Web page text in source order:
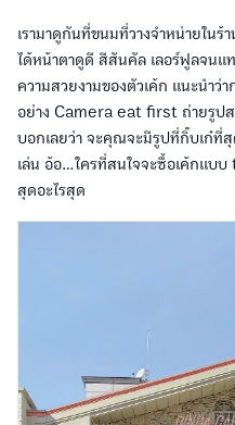
เรามาดูกันที่ขนมที่วางจำหน่ายในร้
ได้หน้าตาดูดี สีสันคัล เลอร์ฟูลจนแ
ความสวยงามของตัวเค้ก แนะนำ
อย่าง Camera eat first ถ่ายรูปส
บอกเลยว่า จะคุณจะมีรูปที่กิ๊บเก๋ที่
เล่น อ้อ...ใครที่สนใจจะซื้อเค้กแบ
สุดอะไรสุด